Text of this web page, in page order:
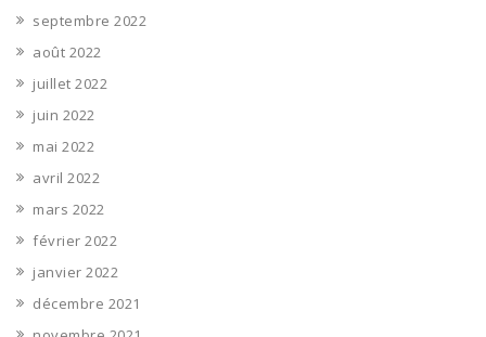
septembre 2022
août 2022
juillet 2022
juin 2022
mai 2022
avril 2022
mars 2022
février 2022
janvier 2022
décembre 2021